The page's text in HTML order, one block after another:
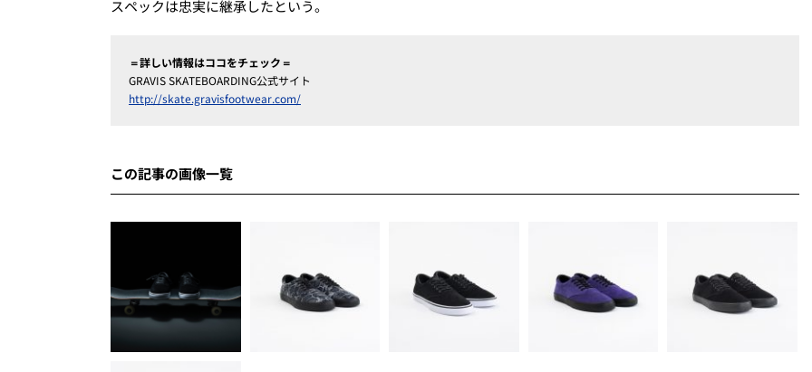
スペックは忠実に継承したという。
＝詳しい情報はココをチェック＝
GRAVIS SKATEBOARDING公式サイト
http://skate.gravisfootwear.com/
この記事の画像一覧